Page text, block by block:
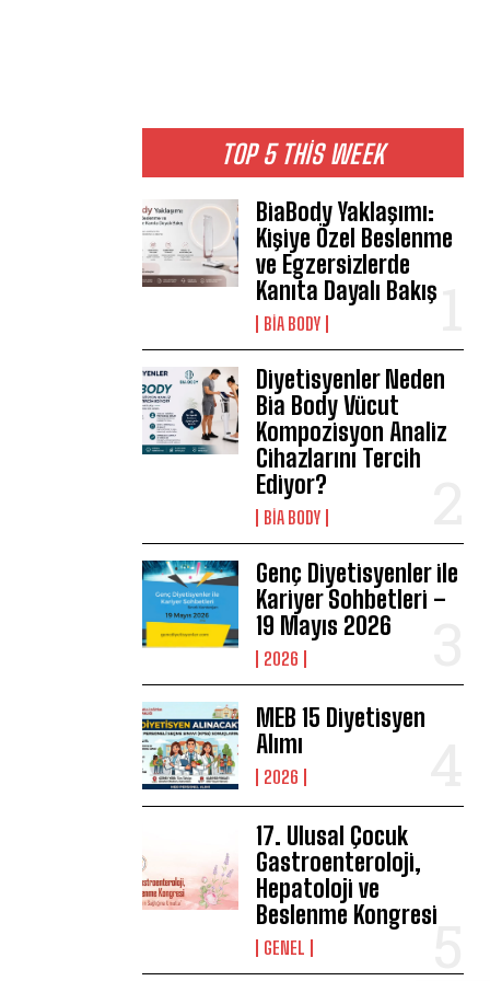
TOP 5 THIS WEEK
BiaBody Yaklaşımı:
Kişiye Özel Beslenme
ve Egzersizlerde
Kanıta Dayalı Bakış
BIA BODY
Diyetisyenler Neden
Bia Body Vücut
Kompozisyon Analiz
Cihazlarını Tercih
Ediyor?
BIA BODY
Genç Diyetisyenler ile
Kariyer Sohbetleri –
19 Mayıs 2026
2026
MEB 15 Diyetisyen
Alımı
2026
17. Ulusal Çocuk
Gastroenteroloji,
Hepatoloji ve
Beslenme Kongresi
GENEL